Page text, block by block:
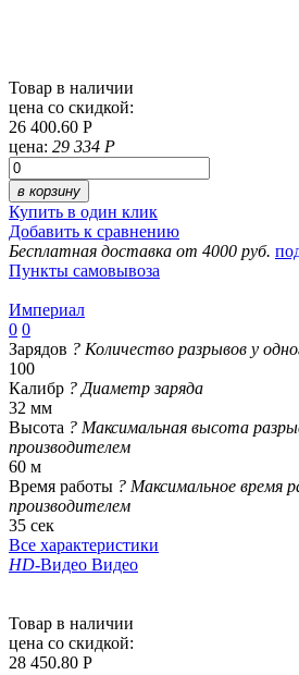
Товар в наличии
цена со скидкой:
26 400.60 Р
цена: 29 334 Р
в корзину
Купить в один клик
Добавить к сравнению
Бесплатная доставка от 4000 руб.
Пункты самовывоза
Империал
0 0
Зарядов ? Количество разрывов у
100
Калибр ? Диаметр заряда
32 мм
Высота ? Максимальная высота
производителем
60 м
Время работы ? Максимальное время
производителем
35 сек
Все характеристики
HD-Видео Видео
Товар в наличии
цена со скидкой:
28 450.80 Р